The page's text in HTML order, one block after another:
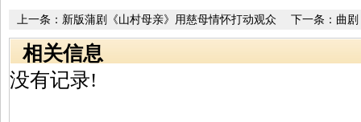
下一条： 曲
上一条： 新版蒲剧《山村母亲》用慈母情怀打动观众
相关信息
没有记录!